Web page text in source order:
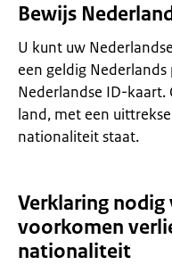
Bewijs
U kunt uw
een geldig
Nederlandse ID-kaart.
land, met een
nationaliteit staat.
Verklaring
voorkomen
nationaliteit